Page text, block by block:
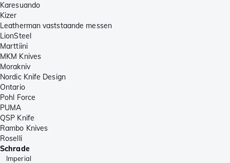
Karesuando
Kizer
Leatherman vaststaande messen
LionSteel
Marttiini
MKM Knives
Morakniv
Nordic Knife Design
Ontario
Pohl Force
PUMA
QSP Knife
Rambo Knives
Roselli
Schrade
Imperial